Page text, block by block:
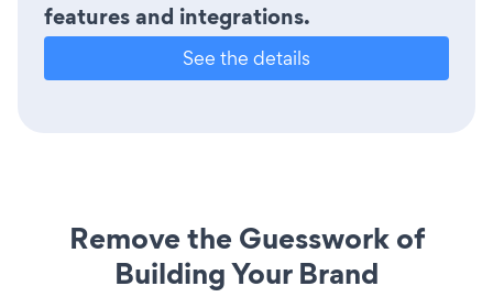
features and integrations.
See the details
Remove the Guesswork of
Building Your Brand